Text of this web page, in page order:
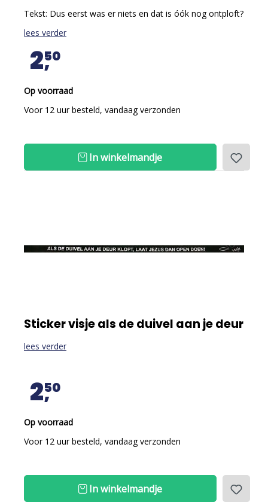
Tekst: Dus eerst was er niets en dat is óók nog ontploft?
lees verder
250
Op voorraad
Voor 12 uur besteld, vandaag verzonden
In winkelmandje
Sticker visje als de duivel aan je deur
lees verder
250
Op voorraad
Voor 12 uur besteld, vandaag verzonden
In winkelmandje